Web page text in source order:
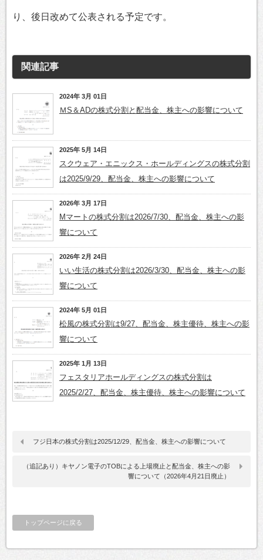
り、後日改めて公表される予定です。
関連記事
2024年 3月 01日
ＭS＆ADの株式分割と配当金、株主への影響について
2025年 5月 14日
スクウェア・エニックス・ホールディングスの株式分割
は2025/9/29、配当金、株主への影響について
2026年 3月 17日
Мマートの株式分割は2026/7/30、配当金、株主への影
響について
2026年 2月 24日
いい生活の株式分割は2026/3/30、配当金、株主への影
響について
2024年 5月 01日
松風の株式分割は9/27、配当金、株主優待、株主への影
響について
2025年 1月 13日
フェスタリアホールディングスの株式分割は
2025/2/27、配当金、株主優待、株主への影響について
フジ日本の株式分割は2025/12/29、配当金、株主への影響について
（追記あり）キヤノン電子のTOBによる上場廃止と配当金、株主への影
響について（2026年4月21日廃止）
トップページに戻る